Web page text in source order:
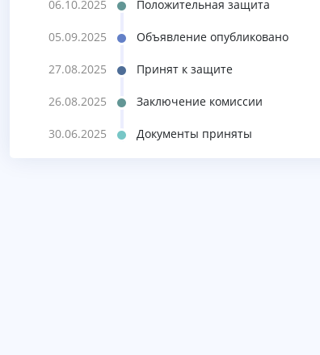
06.10.2025 Положительная защита
05.09.2025 Объявление опубликовано
27.08.2025 Принят к защите
26.08.2025 Заключение комиссии
30.06.2025 Документы приняты